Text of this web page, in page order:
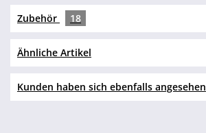
Zubehör 18
Ähnliche Artikel
Kunden haben sich ebenfalls angesehen